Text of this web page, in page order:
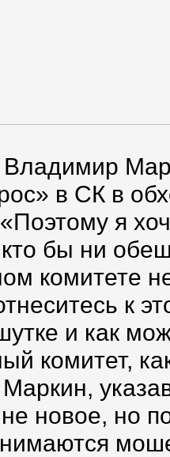
Владимир
в СК в
я
бы ни
комитете
к
и как
комитет,
Маркин,
новое, но